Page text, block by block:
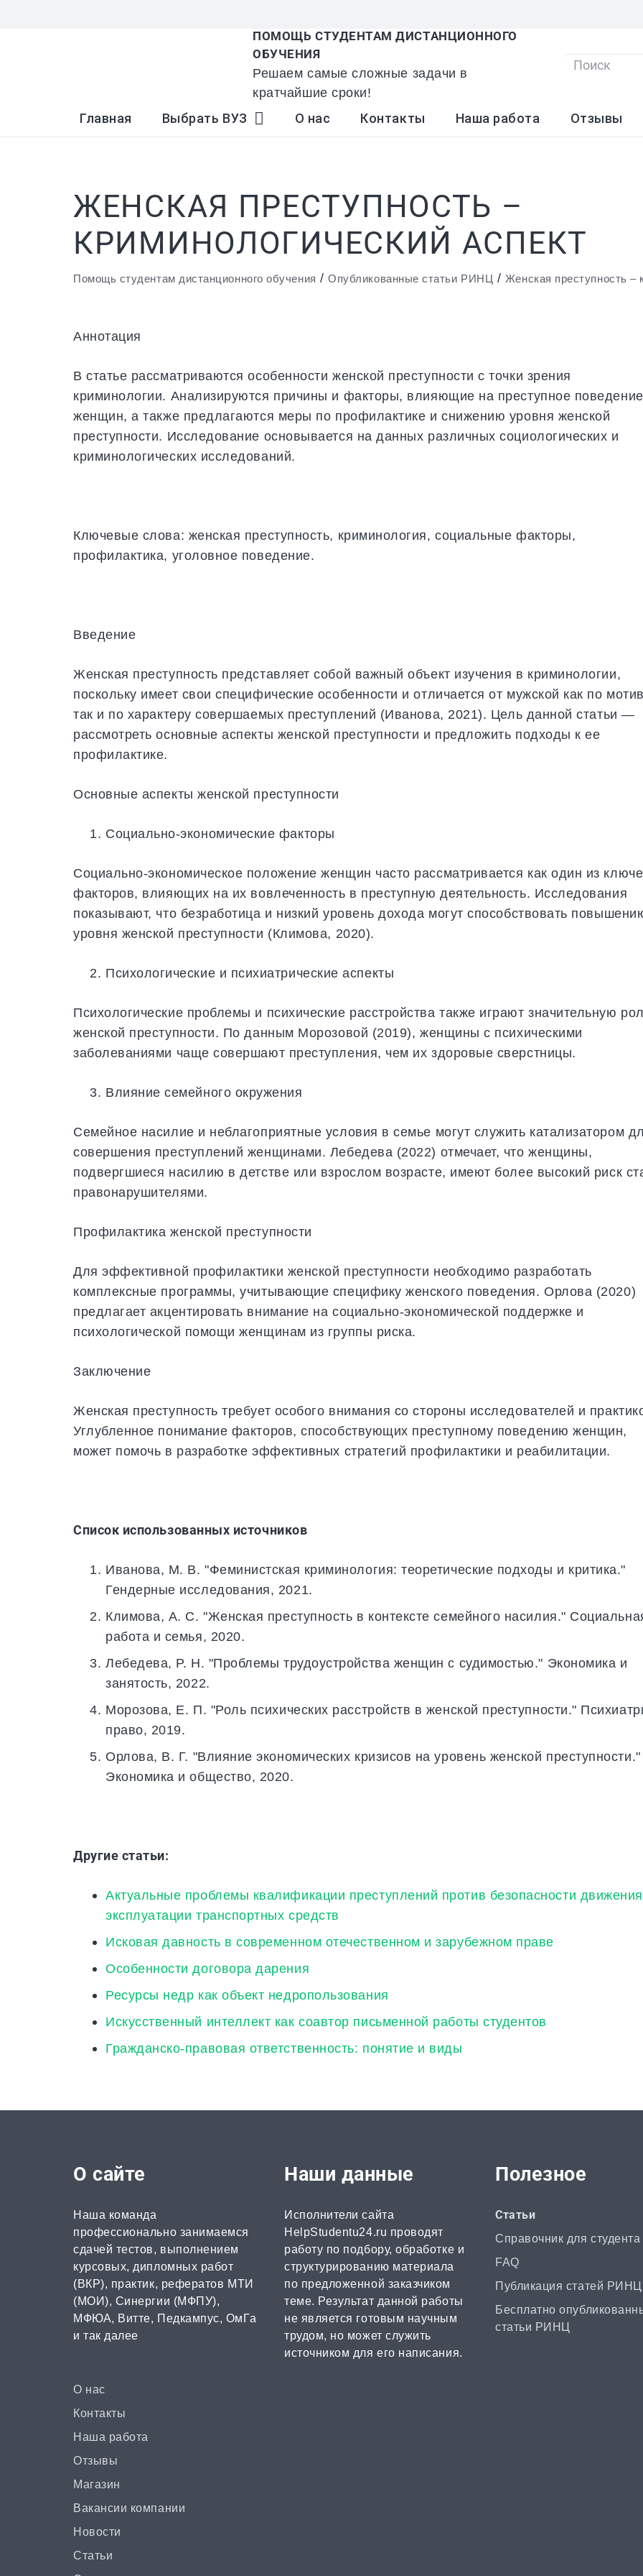
ПОМОЩЬ СТУДЕНТАМ ДИСТАНЦИОННОГО
ОБУЧЕНИЯ
Решаем самые сложные задачи в
кратчайшие сроки!
В
Главная Выбрать ВУЗ О нас Контакты Наша работа Отзывы
ЖЕНСКАЯ ПРЕСТУПНОСТЬ –
КРИМИНОЛОГИЧЕСКИЙ АСПЕКТ
Помощь студентам дистанционного обучения /Опубликованные статьи РИНЦ / Женская преступность –
Аннотация
В статье рассматриваются особенности женской преступности с точки зрения
криминологии. Анализируются причины и факторы, влияющие на преступное поведение
женщин, а также предлагаются меры по профилактике и снижению уровня женской
преступности. Исследование основывается на данных различных социологических и
криминологических исследований.
Ключевые слова: женская преступность, криминология, социальные факторы,
профилактика, уголовное поведение.
Введение
Женская преступность представляет собой важный объект изучения в криминологии,
поскольку имеет свои специфические особенности и отличается от мужской как по
так и по характеру совершаемых преступлений (Иванова, 2021). Цель данной статьи —
рассмотреть основные аспекты женской преступности и предложить подходы к ее
профилактике.
Основные аспекты женской преступности
Социально-экономические факторы
Социально-экономическое положение женщин часто рассматривается как один из
факторов, влияющих на их вовлеченность в преступную деятельность. Исследования
показывают, что безработица и низкий уровень дохода могут способствовать
уровня женской преступности (Климова, 2020).
Психологические и психиатрические аспекты
Психологические проблемы и психические расстройства также играют значительную
женской преступности. По данным Морозовой (2019), женщины с психическими
заболеваниями чаще совершают преступления, чем их здоровые сверстницы.
Влияние семейного окружения
Семейное насилие и неблагоприятные условия в семье могут служить катализатором
совершения преступлений женщинами. Лебедева (2022) отмечает, что женщины,
подвергшиеся насилию в детстве или взрослом возрасте, имеют более высокий риск
правонарушителями.
Профилактика женской преступности
Для эффективной профилактики женской преступности необходимо разработать
комплексные программы, учитывающие специфику женского поведения. Орлова (2020)
предлагает акцентировать внимание на социально-экономической поддержке и
психологической помощи женщинам из группы риска.
Заключение
Женская преступность требует особого внимания со стороны исследователей и
Углубленное понимание факторов, способствующих преступному поведению женщин,
может помочь в разработке эффективных стратегий профилактики и реабилитации.
Список использованных источников
Иванова, М. В. "Феминистская криминология: теоретические подходы и критика."
Гендерные исследования, 2021.
Климова, А. С. "Женская преступность в контексте семейного насилия."
работа и семья, 2020.
Лебедева, Р. Н. "Проблемы трудоустройства женщин с судимостью." Экономика и
занятость, 2022.
Морозова, Е. П. "Роль психических расстройств в женской преступности."
право, 2019.
Орлова, В. Г. "Влияние экономических кризисов на уровень женской преступности."
Экономика и общество, 2020.
Другие статьи:
Актуальные проблемы квалификации преступлений против безопасности
эксплуатации транспортных средств
Исковая давность в современном отечественном и зарубежном праве
Особенности договора дарения
Ресурсы недр как объект недропользования
Искусственный интеллект как соавтор письменной работы студентов
Гражданско-правовая ответственность: понятие и виды
О сайте
Наша команда
профессионально занимаемся
сдачей тестов, выполнением
курсовых, дипломных работ
(ВКР), практик, рефератов МТИ
(МОИ), Синергии (МФПУ),
МФЮА, Витте, Педкампус, ОмГа
и так далее
О нас
Контакты
Наша работа
Отзывы
Магазин
Вакансии компании
Новости
Статьи
Наши данные
Исполнители сайта
HelpStudentu24.ru проводят
работу по подбору, обработке и
структурированию материала
по предложенной заказчиком
теме. Результат данной работы
не является готовым научным
трудом, но может служить
источником для его написания.
Полезное
Статьи
Справочник для студента
FAQ
Публикация статей РИНЦ
Бесплатно
статьи РИНЦ